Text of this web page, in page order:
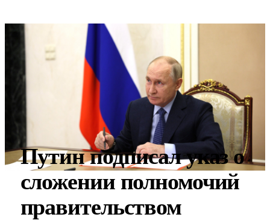
Путин подписал указ о
сложении полномочий
правительством